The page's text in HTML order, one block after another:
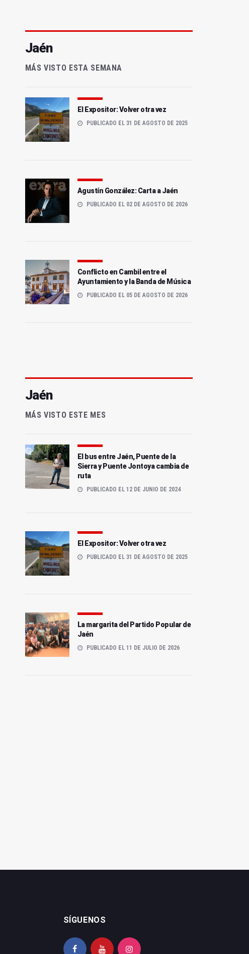
Jaén
MÁS VISTO ESTA SEMANA
El Expositor: Volver otra vez
PUBLICADO EL 31 DE AGOSTO DE 2025
Agustín González: Carta a Jaén
PUBLICADO EL 02 DE AGOSTO DE 2026
Conflicto en Cambil entre el
Ayuntamiento y la Banda de Música
PUBLICADO EL 05 DE AGOSTO DE 2026
Jaén
MÁS VISTO ESTE MES
El bus entre Jaén, Puente de la
Sierra y Puente Jontoya cambia de
ruta
PUBLICADO EL 12 DE JUNIO DE 2024
El Expositor: Volver otra vez
PUBLICADO EL 31 DE AGOSTO DE 2025
La margarita del Partido Popular de
Jaén
PUBLICADO EL 11 DE JULIO DE 2026
SÍGUENOS